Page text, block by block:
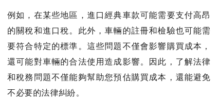
例如，在某些地區，進口經典車款可能需要支付高昂
的關稅和進口稅。此外，車輛的註冊和檢驗也可能需
要符合特定的標準。這些問題不僅會影響購買成本，
還可能對車輛的合法使用造成影響。因此，了解法律
和稅務問題不僅能夠幫助您預估購買成本，還能避免
不必要的法律糾紛。